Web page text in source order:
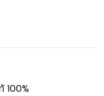
100%